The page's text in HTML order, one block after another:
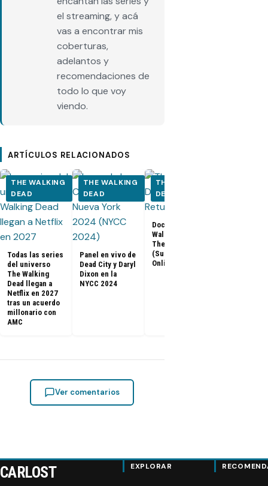
el streaming, y acá
vas a encontrar mis
coberturas,
adelantos y
recomendaciones de
todo lo que voy
viendo.
ARTÍCULOS RELACIONADOS
THE WALKING
DEAD
Todas las series
del universo
The Walking
Dead llegan a
Netflix en 2027
tras un acuerdo
millonario con
AMC
THE WALKING
DEAD
Panel en vivo de
Dead City y Daryl
Dixon en la
NYCC 2024
THE WALKING
DEAD
Documental The
Walking Dead:
The Return
(Subtitulado
Online)
Ver comentarios
CARLOST EXPLORAR